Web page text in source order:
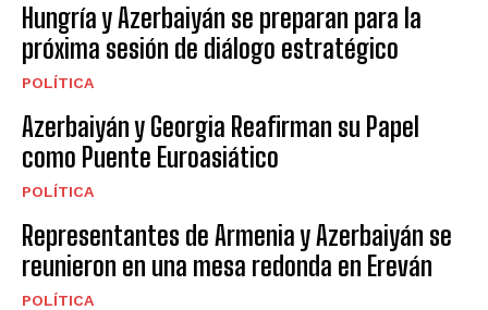
Hungría y Azerbaiyán se preparan para la
próxima sesión de diálogo estratégico
POLÍTICA
Azerbaiyán y Georgia Reafirman su Papel
como Puente Euroasiático
POLÍTICA
Representantes de Armenia y Azerbaiyán se
reunieron en una mesa redonda en Ereván
POLÍTICA